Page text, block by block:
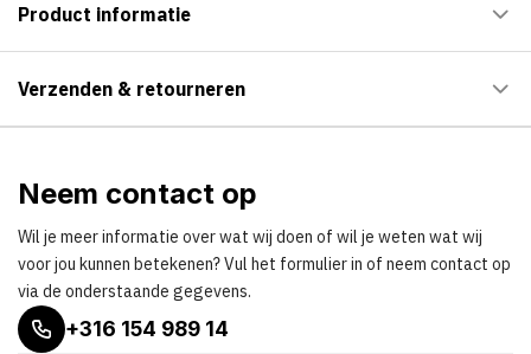
Product informatie
Verzenden & retourneren
Neem contact op
Wil je meer informatie over wat wij doen of wil je weten wat wij
voor jou kunnen betekenen? Vul het formulier in of neem contact op
via de onderstaande gegevens.
+316 154 989 14